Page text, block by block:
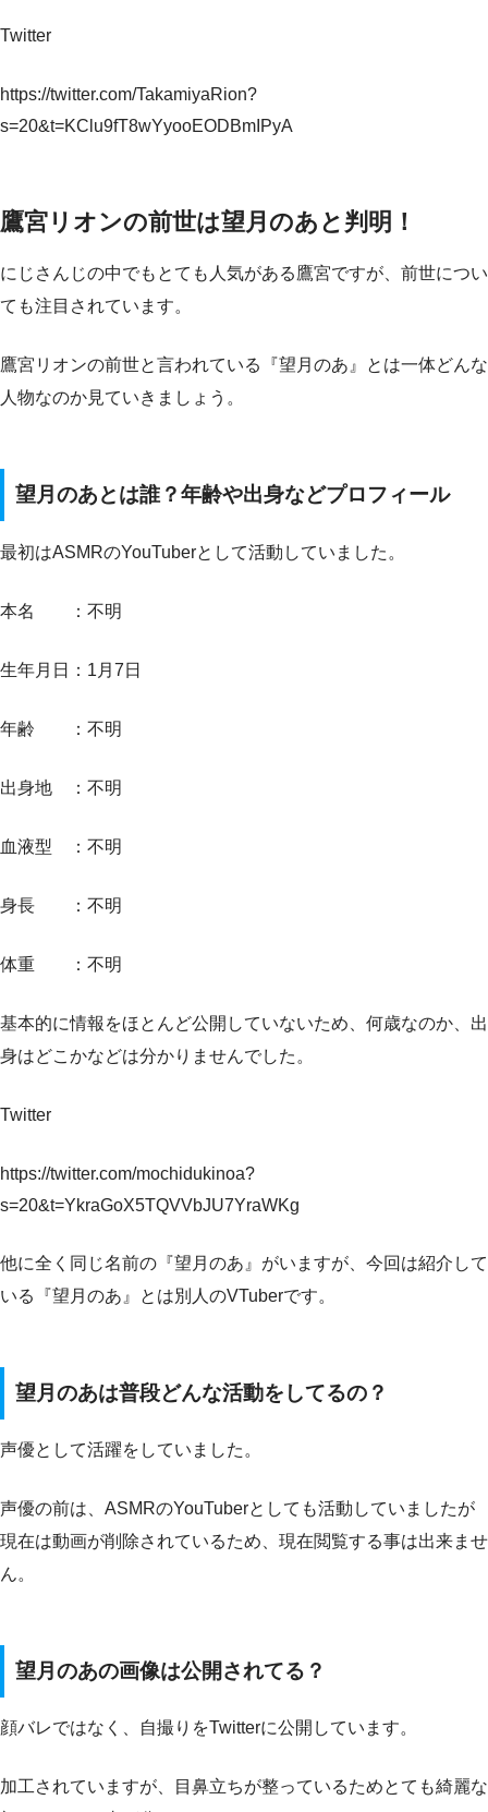
Twitter
https://twitter.com/TakamiyaRion?
s=20&t=KClu9fT8wYyooEODBmIPyA
鷹宮リオンの前世は望月のあと判明！
にじさんじの中でもとても人気がある鷹宮ですが、前世につい
ても注目されています。
鷹宮リオンの前世と言われている『望月のあ』とは一体どんな
人物なのか見ていきましょう。
望月のあとは誰？年齢や出身などプロフィール
最初はASMRのYouTuberとして活動していました。
本名 ：不明
生年月日：1月7日
年齢 ：不明
出身地 ：不明
血液型 ：不明
身長 ：不明
体重 ：不明
基本的に情報をほとんど公開していないため、何歳なのか、出
身はどこかなどは分かりませんでした。
Twitter
https://twitter.com/mochidukinoa?
s=20&t=YkraGoX5TQVVbJU7YraWKg
他に全く同じ名前の『望月のあ』がいますが、今回は紹介して
いる『望月のあ』とは別人のVTuberです。
望月のあは普段どんな活動をしてるの？
声優として活躍をしていました。
声優の前は、ASMRのYouTuberとしても活動していましたが
現在は動画が削除されているため、現在閲覧する事は出来ませ
ん。
望月のあの画像は公開されてる？
顔バレではなく、自撮りをTwitterに公開しています。
加工されていますが、目鼻立ちが整っているためとても綺麗な